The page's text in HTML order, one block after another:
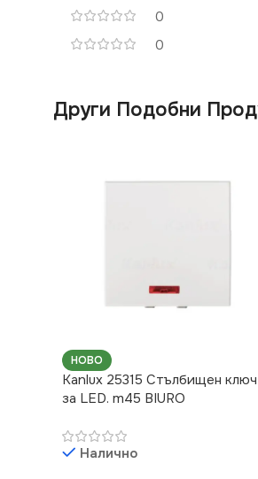
0
0
Други Подобни
НОВО
Kanlux 25315 Стълбищен ключ
за LED. m45 BIURO
Налично